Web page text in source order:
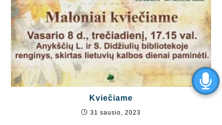
Kviečiame
31 sausio, 2023